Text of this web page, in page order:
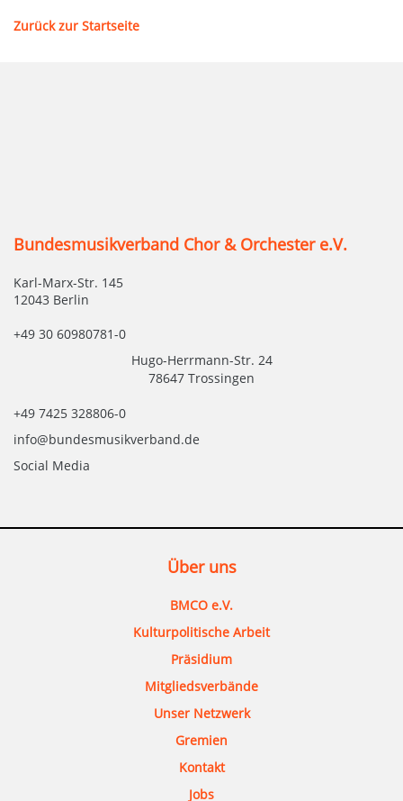
Zurück zur Startseite
Bundesmusikverband Chor & Orchester e.V.
Karl-Marx-Str. 145
12043 Berlin
+49 30 60980781-0
Hugo-Herrmann-Str. 24
78647 Trossingen
+49 7425 328806-0
info@bundesmusikverband.de
Social Media
Über uns
BMCO e.V.
Kulturpolitische Arbeit
Präsidium
Mitgliedsverbände
Unser Netzwerk
Gremien
Kontakt
Jobs